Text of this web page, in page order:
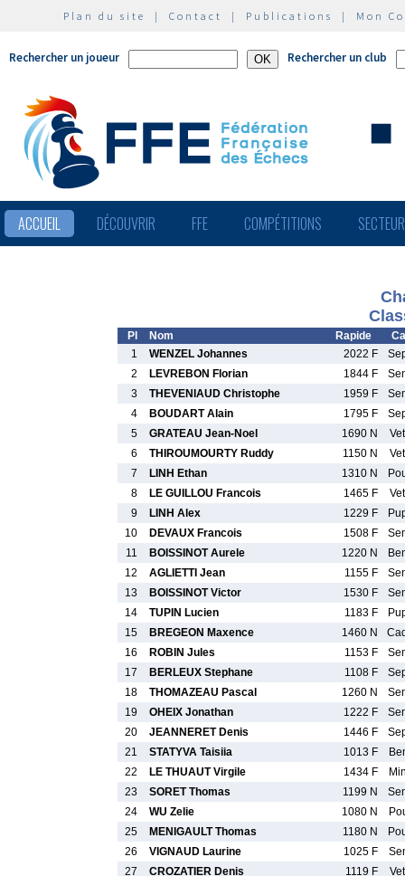
Plan du site | Contact | Publications | Mon
Rechercher un joueur Rechercher un club
ACCUEIL DÉCOUVRIR FFE COMPÉTITIONS
Pl Nom Rapide
1
WENZEL Johannes 2022 F
2
LEVREBON Florian 1844 F
3
THEVENIAUD Christophe 1959 F
4
BOUDART Alain 1795 F
5
GRATEAU Jean-Noel 1690 N
6
THIROUMOURTY Ruddy 1150 N
7
LINH Ethan 1310 N
8
LE GUILLOU Francois 1465 F
9
LINH Alex 1229 F
10
DEVAUX Francois 1508 F
11
BOISSINOT Aurele 1220 N
12
AGLIETTI Jean 1155 F
13
BOISSINOT Victor 1530 F
14
TUPIN Lucien 1183 F
15
BREGEON Maxence 1460 N
16
ROBIN Jules 1153 F
17
BERLEUX Stephane 1108 F
18
THOMAZEAU Pascal 1260 N
19
OHEIX Jonathan 1222 F
20
JEANNERET Denis 1446 F
21
STATYVA Taisiia 1013 F
22
LE THUAUT Virgile 1434 F
23
SORET Thomas 1199 N
24
WU Zelie 1080 N
25
MENIGAULT Thomas 1180 N
26
VIGNAUD Laurine 1025 F
27
CROZATIER Denis 1119 F